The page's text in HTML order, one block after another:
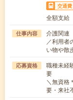
交通費
全額支給
仕事内容
介護関連
／利用
い物や散
応募資格
職種未経
要
＼無資格
要・来社